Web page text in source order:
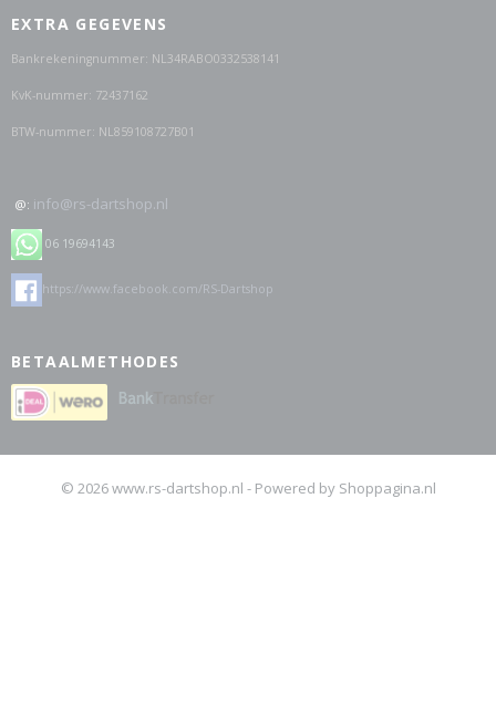
EXTRA GEGEVENS
Bankrekeningnummer: NL34RABO0332538141
KvK-nummer: 72437162
BTW-nummer: NL859108727B01
@: info@rs-dartshop.nl
06 19694143
https://www.facebook.com/RS-Dartshop
BETAALMETHODES
© 2026 www.rs-dartshop.nl - Powered by Shoppagina.nl